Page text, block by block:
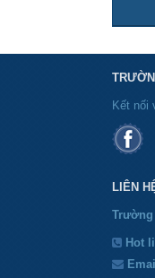
Kết nối
LIÊN
Trường
Hot